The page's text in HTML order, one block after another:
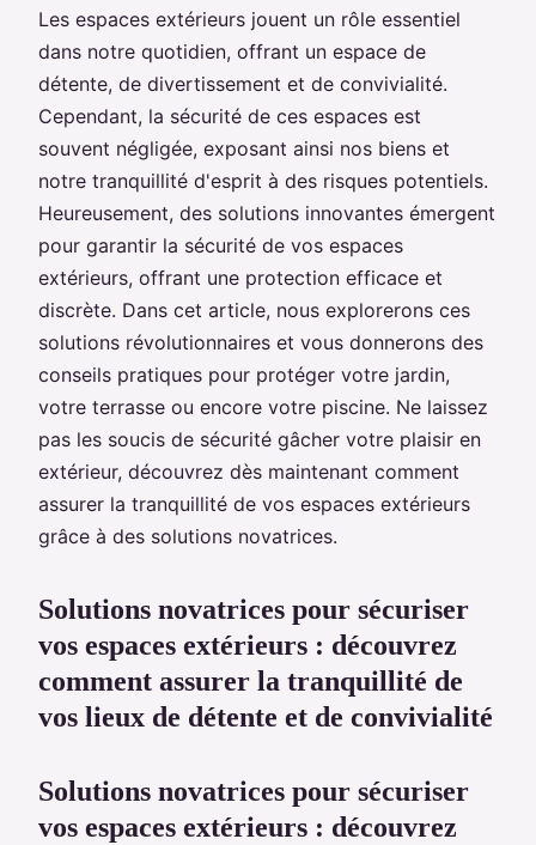
Les espaces extérieurs jouent un rôle essentiel
dans notre quotidien, offrant un espace de
détente, de divertissement et de convivialité.
Cependant, la sécurité de ces espaces est
souvent négligée, exposant ainsi nos biens et
notre tranquillité d'esprit à des risques potentiels.
Heureusement, des solutions innovantes émergent
pour garantir la sécurité de vos espaces
extérieurs, offrant une protection efficace et
discrète. Dans cet article, nous explorerons ces
solutions révolutionnaires et vous donnerons des
conseils pratiques pour protéger votre jardin,
votre terrasse ou encore votre piscine. Ne laissez
pas les soucis de sécurité gâcher votre plaisir en
extérieur, découvrez dès maintenant comment
assurer la tranquillité de vos espaces extérieurs
grâce à des solutions novatrices.
Solutions novatrices pour sécuriser
vos espaces extérieurs : découvrez
comment assurer la tranquillité de
vos lieux de détente et de convivialité
Solutions novatrices pour sécuriser
vos espaces extérieurs : découvrez